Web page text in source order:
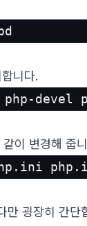
니다.
devel
이 변경해 줍
만 굉장히 간단